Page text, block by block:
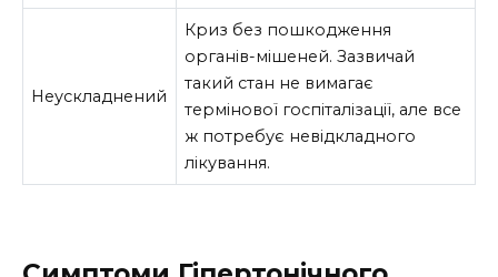
Неускладнений
Криз без пошкодження
органів-мішеней. Зазвичай
такий стан не вимагає
термінової госпіталізації, але все
ж потребує невідкладного
лікування.